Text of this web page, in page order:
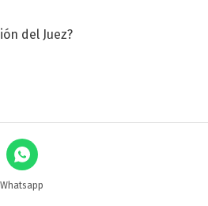
del Juez?
Whatsapp